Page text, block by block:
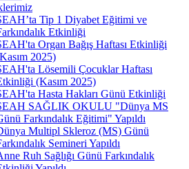
Tip 1 Diyabet Eğitimi ve
Etkinliği
Organ Bağış Haftası Etkinliği
2025)
Lösemili Çocuklar Haftası
(Kasım 2025)
Hasta Hakları Günü Etkinliği
SAĞLIK OKULU "Dünya MS
Farkındalık Eğitimi" Yapıldı
Multipl Skleroz (MS) Günü
Semineri Yapıldı
Ruh Sağlığı Günü Farkındalık